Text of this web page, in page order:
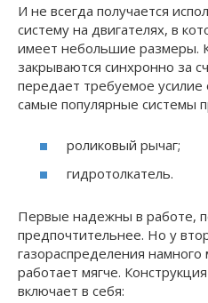
И не всегда получается
систему на двигателях, в
имеет небольшие размеры.
закрываются синхронно за
передает требуемое усилие
самые популярные системы
роликовый рычаг;
гидротолкатель.
Первые надежны в работе,
предпочтительнее. Но у
газораспределения
работает мягче.
включает в себя: